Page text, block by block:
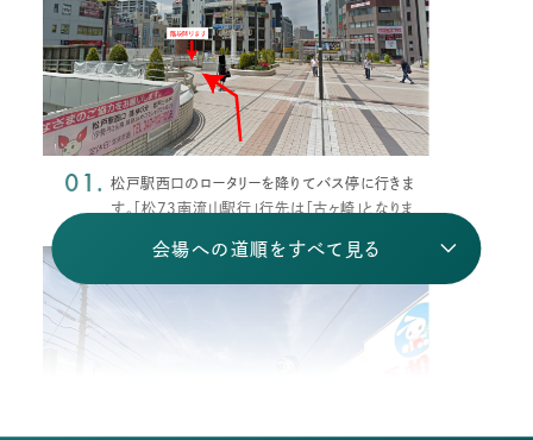
01.
松戸駅西口のロータリーを降りてバス停に行きま
す。「松73南流山駅行」行先は「古ヶ崎」となりま
会場への道順をすべて見る